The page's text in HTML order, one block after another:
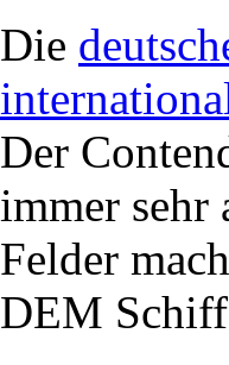
Die
Der
immer sehr
Felder
DEM Schiff